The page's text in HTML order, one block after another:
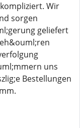
Wir
sorgen
geliefert
uns
Bestellungen